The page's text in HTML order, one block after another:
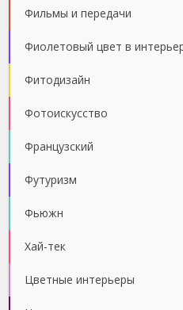
Фильмы и передачи
Фиолетовый цвет в
Фитодизайн
Фотоискусство
Французский
Футуризм
Фьюжн
Хай-тек
Цветные интерьеры